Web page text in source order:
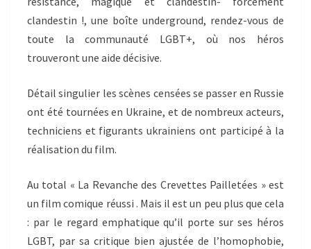
clandestin !, une boîte underground, rendez-vous de
toute la communauté LGBT+, où nos héros
trouveront une aide décisive.
Détail singulier les scènes censées se passer en Russie
ont été tournées en Ukraine, et de nombreux acteurs,
techniciens et figurants ukrainiens ont participé à la
réalisation du film.
Au total « La Revanche des Crevettes Pailletées » est
un film comique réussi . Mais il est un peu plus que cela
: par le regard emphatique qu’il porte sur ses héros
LGBT, par sa critique bien ajustée de l’homophobie,